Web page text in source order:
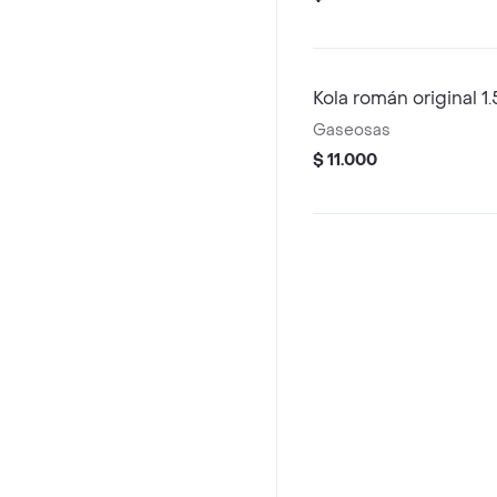
Kola román original
Gaseosas
$ 11.000